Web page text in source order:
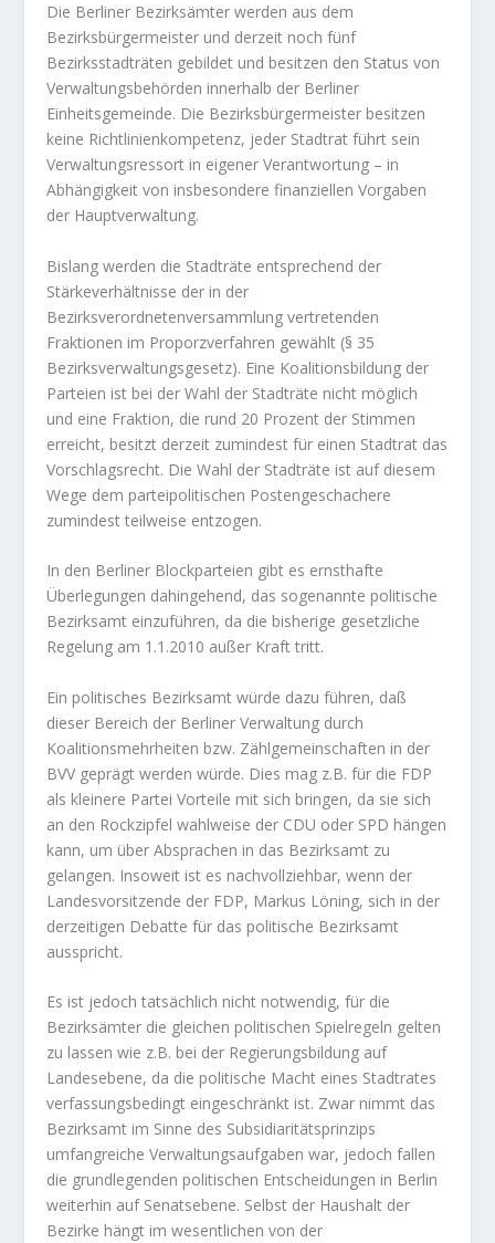
Die Berliner Bezirksämter werden aus dem
Bezirksbürgermeister und derzeit noch fünf
Bezirksstadträten gebildet und besitzen den Status von
Verwaltungsbehörden innerhalb der Berliner
Einheitsgemeinde. Die Bezirksbürgermeister besitzen
keine Richtlinienkompetenz, jeder Stadtrat führt sein
Verwaltungsressort in eigener Verantwortung – in
Abhängigkeit von insbesondere finanziellen Vorgaben
der Hauptverwaltung.
Bislang werden die Stadträte entsprechend der
Stärkeverhältnisse der in der
Bezirksverordnetenversammlung vertretenden
Fraktionen im Proporzverfahren gewählt (§ 35
Bezirksverwaltungsgesetz). Eine Koalitionsbildung der
Parteien ist bei der Wahl der Stadträte nicht möglich
und eine Fraktion, die rund 20 Prozent der Stimmen
erreicht, besitzt derzeit zumindest für einen Stadtrat das
Vorschlagsrecht. Die Wahl der Stadträte ist auf diesem
Wege dem parteipolitischen Postengeschachere
zumindest teilweise entzogen.
In den Berliner Blockparteien gibt es ernsthafte
Überlegungen dahingehend, das sogenannte politische
Bezirksamt einzuführen, da die bisherige gesetzliche
Regelung am 1.1.2010 außer Kraft tritt.
Ein politisches Bezirksamt würde dazu führen, daß
dieser Bereich der Berliner Verwaltung durch
Koalitionsmehrheiten bzw. Zählgemeinschaften in der
BVV geprägt werden würde. Dies mag z.B. für die FDP
als kleinere Partei Vorteile mit sich bringen, da sie sich
an den Rockzipfel wahlweise der CDU oder SPD hängen
kann, um über Absprachen in das Bezirksamt zu
gelangen. Insoweit ist es nachvollziehbar, wenn der
Landesvorsitzende der FDP, Markus Löning, sich in der
derzeitigen Debatte für das politische Bezirksamt
ausspricht.
Es ist jedoch tatsächlich nicht notwendig, für die
Bezirksämter die gleichen politischen Spielregeln gelten
zu lassen wie z.B. bei der Regierungsbildung auf
Landesebene, da die politische Macht eines Stadtrates
verfassungsbedingt eingeschränkt ist. Zwar nimmt das
Bezirksamt im Sinne des Subsidiaritätsprinzips
umfangreiche Verwaltungsaufgaben war, jedoch fallen
die grundlegenden politischen Entscheidungen in Berlin
weiterhin auf Senatsebene. Selbst der Haushalt der
Bezirke hängt im wesentlichen von der